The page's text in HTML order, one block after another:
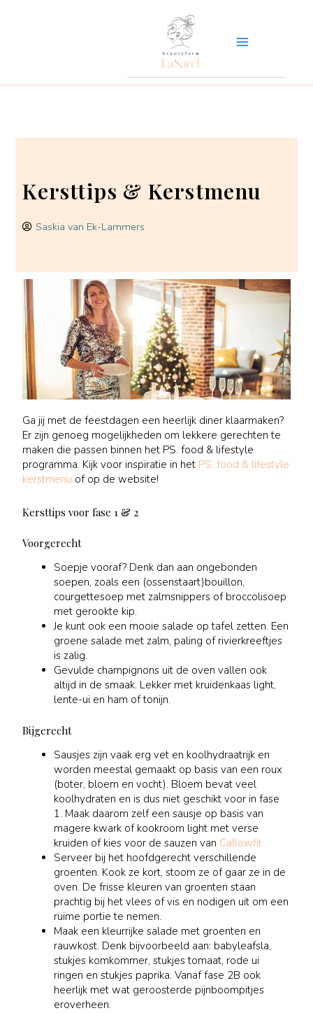
Kersttips & Kerstmenu
Saskia van Ek-Lammers
Ga jij met de feestdagen een heerlijk diner klaarmaken?
Er zijn genoeg mogelijkheden om lekkere gerechten te
maken die passen binnen het PS. food & lifestyle
programma. Kijk voor inspiratie in het PS. food & lifestyle
kerstmenu of op de website!
Kersttips voor fase 1 & 2
Voorgerecht
Soepje vooraf? Denk dan aan ongebonden
soepen, zoals een (ossenstaart)bouillon,
courgettesoep met zalmsnippers of broccolisoep
met gerookte kip.
Je kunt ook een mooie salade op tafel zetten. Een
groene salade met zalm, paling of rivierkreeftjes
is zalig.
Gevulde champignons uit de oven vallen ook
altijd in de smaak. Lekker met kruidenkaas light,
lente-ui en ham of tonijn.
Bijgerecht
Sausjes zijn vaak erg vet en koolhydraatrijk en
worden meestal gemaakt op basis van een roux
(boter, bloem en vocht). Bloem bevat veel
koolhydraten en is dus niet geschikt voor in fase
1. Maak daarom zelf een sausje op basis van
magere kwark of kookroom light met verse
kruiden of kies voor de sauzen van Callowfit
Serveer bij het hoofdgerecht verschillende
groenten. Kook ze kort, stoom ze of gaar ze in de
oven. De frisse kleuren van groenten staan
prachtig bij het vlees of vis en nodigen uit om een
ruime portie te nemen.
Maak een kleurrijke salade met groenten en
rauwkost. Denk bijvoorbeeld aan: babyleafsla,
stukjes komkommer, stukjes tomaat, rode ui
ringen en stukjes paprika. Vanaf fase 2B ook
heerlijk met wat geroosterde pijnboompitjes
eroverheen.